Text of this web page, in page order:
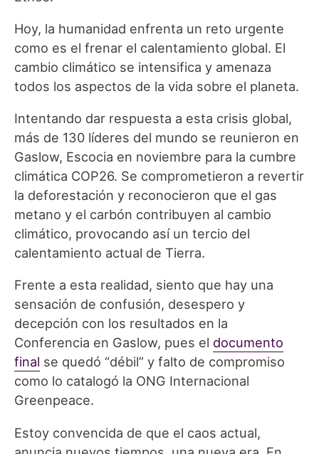
Hoy, la humanidad enfrenta un reto urgente
como es el frenar el calentamiento global. El
cambio climático se intensifica y amenaza
todos los aspectos de la vida sobre el planeta.
Intentando dar respuesta a esta crisis global,
más de 130 líderes del mundo se reunieron en
Gaslow, Escocia en noviembre para la cumbre
climática COP26. Se comprometieron a revertir
la deforestación y reconocieron que el gas
metano y el carbón contribuyen al cambio
climático, provocando así un tercio del
calentamiento actual de Tierra.
Frente a esta realidad, siento que hay una
sensación de confusión, desespero y
decepción con los resultados en la
Conferencia en Gaslow, pues el documento
final se quedó “débil” y falto de compromiso
como lo catalogó la ONG Internacional
Greenpeace.
Estoy convencida de que el caos actual,